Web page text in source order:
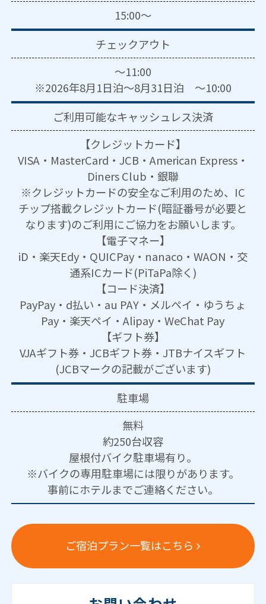
15:00～
チェックアウト
～11:00
※2026年8月1日泊～8月31日泊 ～10:00
ご利用可能なキャッシュレス決済
【クレジットカード】
VISA・MasterCard・JCB・American Express・
Diners Club・銀聯
※クレジットカードの安全なご利用のため、IC
チップ搭載クレジットカード(暗証番号が必要と
なります)のご利用にご協力をお願いします。
【電子マネー】
iD・楽天Edy・QUICPay・nanaco・WAON・交
通系ICカード(PiTaPa除く)
【コード決済】
PayPay・d払い・au PAY・メルペイ・ゆうちょ
Pay・楽天ペイ・Alipay・WeChat Pay
【ギフト券】
VJAギフト券・JCBギフト券・JTBナイスギフト
(JCBマークの記載がございます)
駐車場
無料
約250台収容
屋根付バイク駐車場有り。
※バイクの専用駐車場には限りがあります。
事前にホテルまでご連絡ください。
ご宿泊プラン一覧はこちら